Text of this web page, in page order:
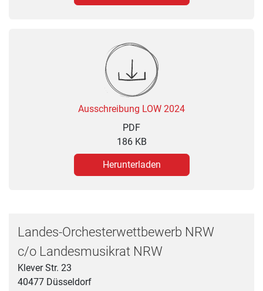
Ausschreibung LOW 2024
PDF
186 KB
Herunterladen
Landes-Orchesterwettbewerb NRW
c/o Landesmusikrat NRW
Klever Str. 23
40477 Düsseldorf